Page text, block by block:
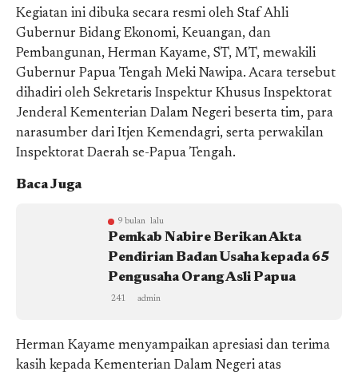
Kegiatan ini dibuka secara resmi oleh Staf Ahli
Gubernur Bidang Ekonomi, Keuangan, dan
Pembangunan, Herman Kayame, ST, MT, mewakili
Gubernur Papua Tengah Meki Nawipa. Acara tersebut
dihadiri oleh Sekretaris Inspektur Khusus Inspektorat
Jenderal Kementerian Dalam Negeri beserta tim, para
narasumber dari Itjen Kemendagri, serta perwakilan
Inspektorat Daerah se-Papua Tengah.
Baca Juga
9 bulan lalu
Pemkab Nabire Berikan Akta
Pendirian Badan Usaha kepada 65
Pengusaha Orang Asli Papua
241 admin
Herman Kayame menyampaikan apresiasi dan terima
kasih kepada Kementerian Dalam Negeri atas